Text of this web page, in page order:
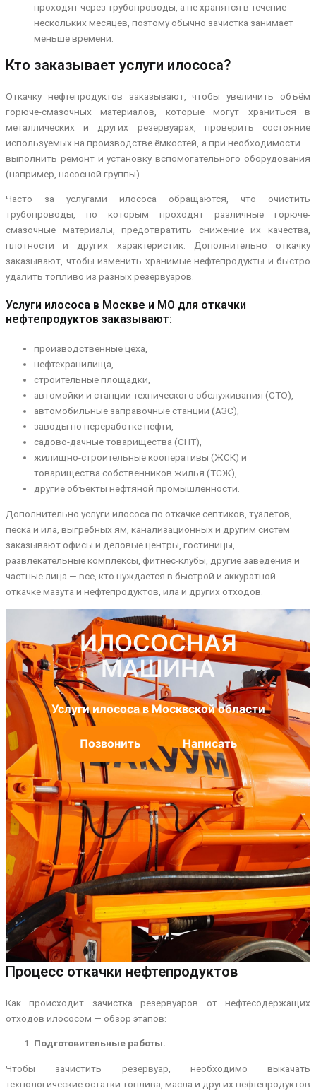
проходят через трубопроводы, а не хранятся в течение
нескольких месяцев, поэтому обычно зачистка занимает
меньше времени.
Кто заказывает услуги илососа?
Откачку нефтепродуктов заказывают, чтобы увеличить объём
горюче-смазочных материалов, которые могут храниться в
металлических и других резервуарах, проверить состояние
используемых на производстве ёмкостей, а при необходимости —
выполнить ремонт и установку вспомогательного оборудования
(например, насосной группы).
Часто за услугами илососа обращаются, что очистить
трубопроводы, по которым проходят различные горюче-
смазочные материалы, предотвратить снижение их качества,
плотности и других характеристик. Дополнительно откачку
заказывают, чтобы изменить хранимые нефтепродукты и быстро
удалить топливо из разных резервуаров.
Услуги илососа в Москве и МО для откачки
нефтепродуктов заказывают:
производственные цеха,
нефтехранилища,
строительные площадки,
автомойки и станции технического обслуживания (СТО),
автомобильные заправочные станции (АЗС),
заводы по переработке нефти,
садово-дачные товарищества (СНТ),
жилищно-строительные кооперативы (ЖСК) и
товарищества собственников жилья (ТСЖ),
другие объекты нефтяной промышленности.
Дополнительно услуги илососа по откачке септиков, туалетов,
песка и ила, выгребных ям, канализационных и другим систем
заказывают офисы и деловые центры, гостиницы,
развлекательные комплексы, фитнес-клубы, другие заведения и
частные лица — все, кто нуждается в быстрой и аккуратной
откачке мазута и нефтепродуктов, ила и других отходов.
ИЛОСОСНАЯ
МАШИНА
Услуги илососа в Москвской области
Позвонить Написать
Процесс откачки нефтепродуктов
Как происходит зачистка резервуаров от нефтесодержащих
отходов илососом — обзор этапов:
Подготовительные работы.
Чтобы зачистить резервуар, необходимо выкачать
технологические остатки топлива, масла и других нефтепродуктов